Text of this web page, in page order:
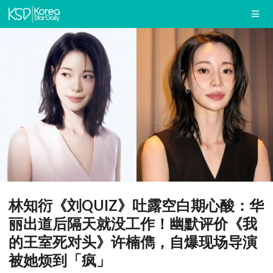
林知衍《刘QUIZ》吐露空白期心酸：华
丽出道后隔天就没工作！幽默评价《我
的王室死对头》许楠儁，自爆现场导演
被她烦到「疯」